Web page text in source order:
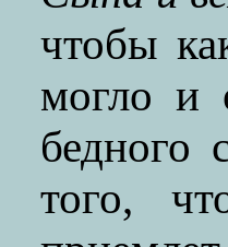
чтобы
могло и
бедного
того,